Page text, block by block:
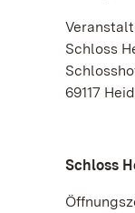
Schloss
69117
Schloss